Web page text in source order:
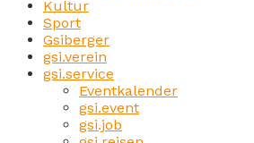
Kultur
Sport
Gsiberger
gsi.verein
gsi.service
Eventkalender
gsi.event
gsi.job